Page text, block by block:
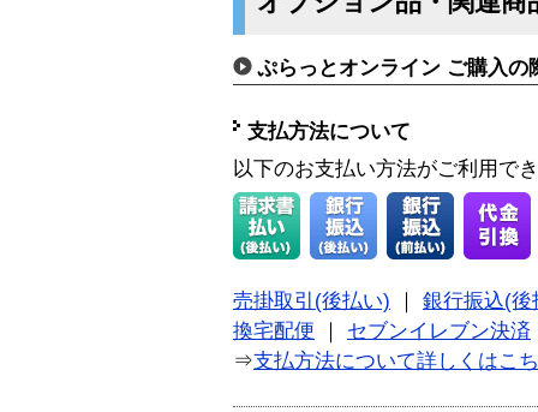
ぷらっとオンライン ご購入の
支払方法について
以下のお支払い方法がご利用で
売掛取引(後払い)
銀行振込(後
換宅配便
セブンイレブン決済
⇒支払方法について詳しくはこ